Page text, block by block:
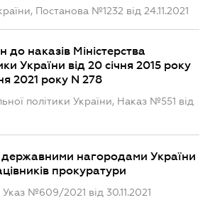
Постанова №1232 від 24.11.2021
до наказів Міністерства
України від 20 січня 2015 року
2021 року N 278
політики України, Наказ №551 від
державними нагородами України
прокуратури
№609/2021 від 30.11.2021